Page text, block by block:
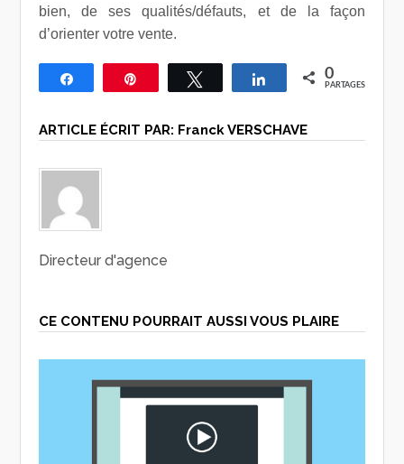
bien, de ses qualités/défauts, et de la façon
d’orienter votre vente.
Partagez Épingle Tweetez Partagez0
PARTAGES
ARTICLE ÉCRIT PAR: Franck VERSCHAVE
Directeur d'agence
CE CONTENU POURRAIT AUSSI VOUS PLAIRE